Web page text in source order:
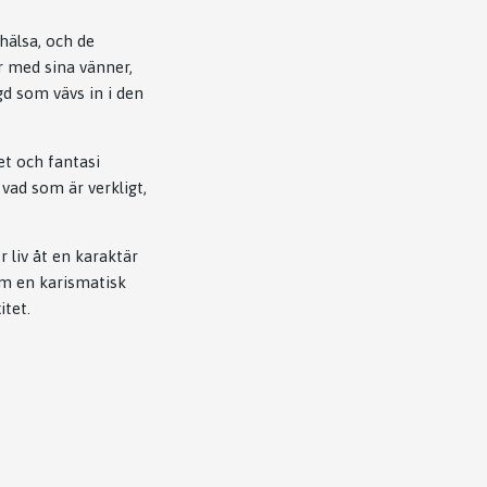
och de
sina vänner,
som vävs in i den
och fantasi
som är verkligt,
liv åt en karaktär
en karismatisk